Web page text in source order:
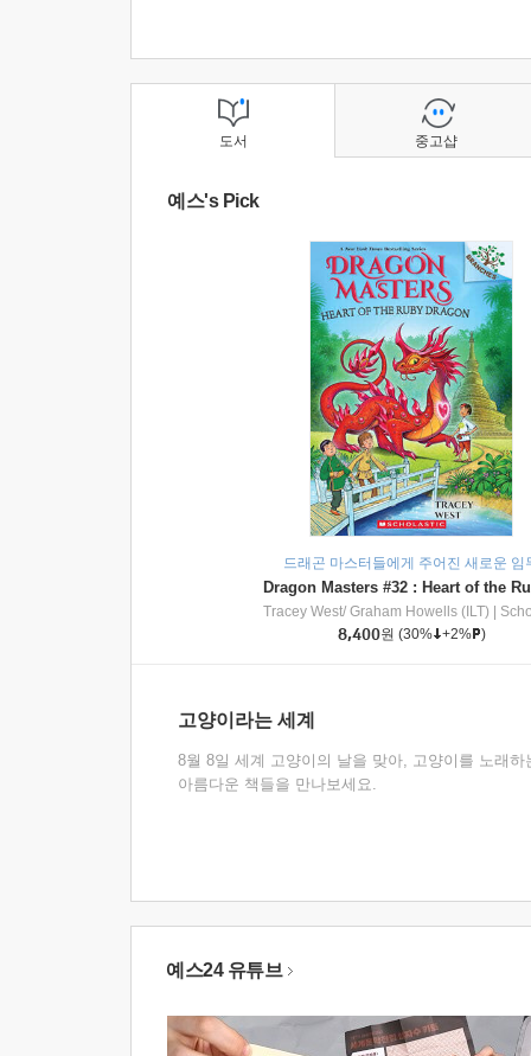
도서
예스's Pick
드래곤 마스터들에게 주어진 새로운 임
Tracey West/ Graham Howells (ILT)
8,400원 (30% +2% )
고양이라는 세계
8월 8일 세계 고양이의 날을 맞아, 고양이를 노래하
아름다운 책들을 만나보세요.
중고샵
예스24 유튜브